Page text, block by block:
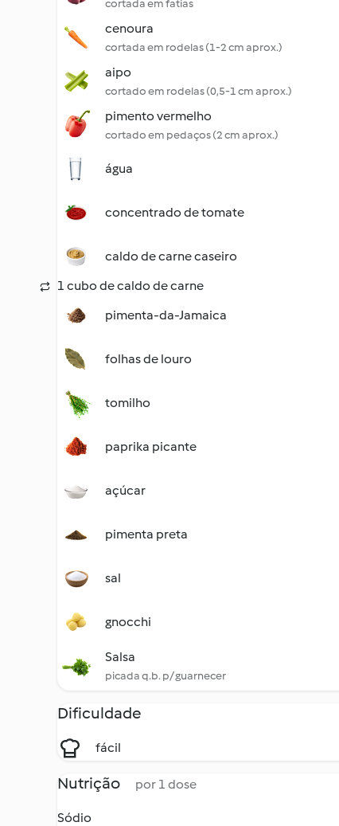
cortada em fatias
cenoura
cortada em rodelas (1-2 cm aprox.)
aipo
cortado em rodelas (0,5-1 cm aprox.)
pimento vermelho
cortado em pedaços (2 cm aprox.)
água
concentrado de tomate
caldo de carne caseiro
1 cubo de caldo de carne
pimenta-da-Jamaica
folhas de louro
tomilho
paprika picante
açúcar
pimenta preta
sal
gnocchi
Salsa
picada q.b. p/ guarnecer
Dificuldade
fácil
Nutrição por 1 dose
Sódio